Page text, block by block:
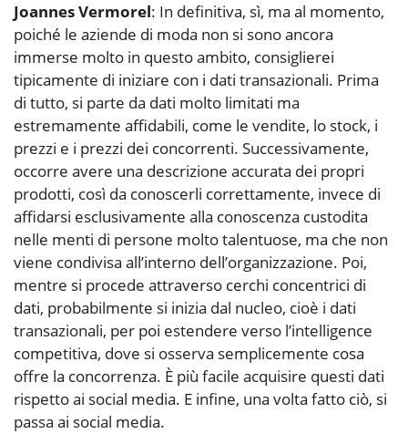
Joannes Vermorel: In definitiva, sì, ma al momento,
poiché le aziende di moda non si sono ancora
immerse molto in questo ambito, consiglierei
tipicamente di iniziare con i dati transazionali. Prima
di tutto, si parte da dati molto limitati ma
estremamente affidabili, come le vendite, lo stock, i
prezzi e i prezzi dei concorrenti. Successivamente,
occorre avere una descrizione accurata dei propri
prodotti, così da conoscerli correttamente, invece di
affidarsi esclusivamente alla conoscenza custodita
nelle menti di persone molto talentuose, ma che non
viene condivisa all’interno dell’organizzazione. Poi,
mentre si procede attraverso cerchi concentrici di
dati, probabilmente si inizia dal nucleo, cioè i dati
transazionali, per poi estendere verso l’intelligence
competitiva, dove si osserva semplicemente cosa
offre la concorrenza. È più facile acquisire questi dati
rispetto ai social media. E infine, una volta fatto ciò, si
passa ai social media.